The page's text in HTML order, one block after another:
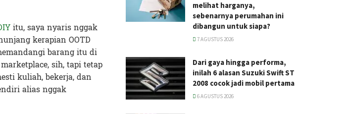
itu, saya nyaris nggak
kerapian OOTD
barang itu di
sih, tapi tetap
kuliah, bekerja, dan
alias nggak
melihat harganya,
sebenarnya perumahan ini
dibangun untuk siapa?
7 AGUSTUS 2026
Dari gaya hingga performa,
inilah 6 alasan Suzuki Swift ST
2008 cocok jadi mobil pertama
6 AGUSTUS 2026